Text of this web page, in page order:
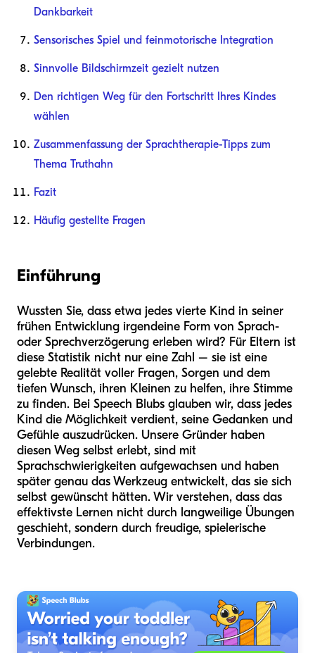
Dankbarkeit
Sensorisches Spiel und feinmotorische Integration
Sinnvolle Bildschirmzeit gezielt nutzen
Den richtigen Weg für den Fortschritt Ihres Kindes
wählen
Zusammenfassung der Sprachtherapie-Tipps zum
Thema Truthahn
Fazit
Häufig gestellte Fragen
Einführung
Wussten Sie, dass etwa jedes vierte Kind in seiner
frühen Entwicklung irgendeine Form von Sprach-
oder Sprechverzögerung erleben wird? Für Eltern ist
diese Statistik nicht nur eine Zahl – sie ist eine
gelebte Realität voller Fragen, Sorgen und dem
tiefen Wunsch, ihren Kleinen zu helfen, ihre Stimme
zu finden. Bei Speech Blubs glauben wir, dass jedes
Kind die Möglichkeit verdient, seine Gedanken und
Gefühle auszudrücken. Unsere Gründer haben
diesen Weg selbst erlebt, sind mit
Sprachschwierigkeiten aufgewachsen und haben
später genau das Werkzeug entwickelt, das sie sich
selbst gewünscht hätten. Wir verstehen, dass das
effektivste Lernen nicht durch langweilige Übungen
geschieht, sondern durch freudige, spielerische
Verbindungen.